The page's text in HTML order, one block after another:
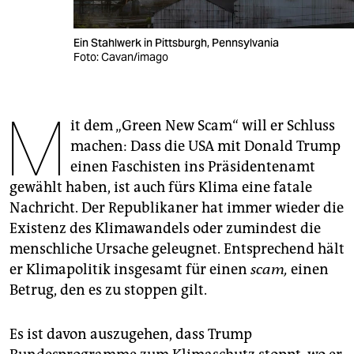
fragen & hilfe
genossenschaft
epaper login
Ein Stahlwerk in Pittsburgh, Pennsylvania
Foto: Cavan/imago
M it dem „Green New Scam“ will er Schluss
machen: Dass die USA mit Donald Trump
einen Faschisten ins Präsidentenamt
gewählt haben, ist auch fürs Klima eine fatale
Nachricht. Der Republikaner hat immer wieder die
Existenz des Klimawandels oder zumindest die
menschliche Ursache geleugnet. Entsprechend hält
er Klimapolitik insgesamt für einen scam, einen
Betrug, den es zu stoppen gilt.
Es ist davon auszugehen, dass Trump